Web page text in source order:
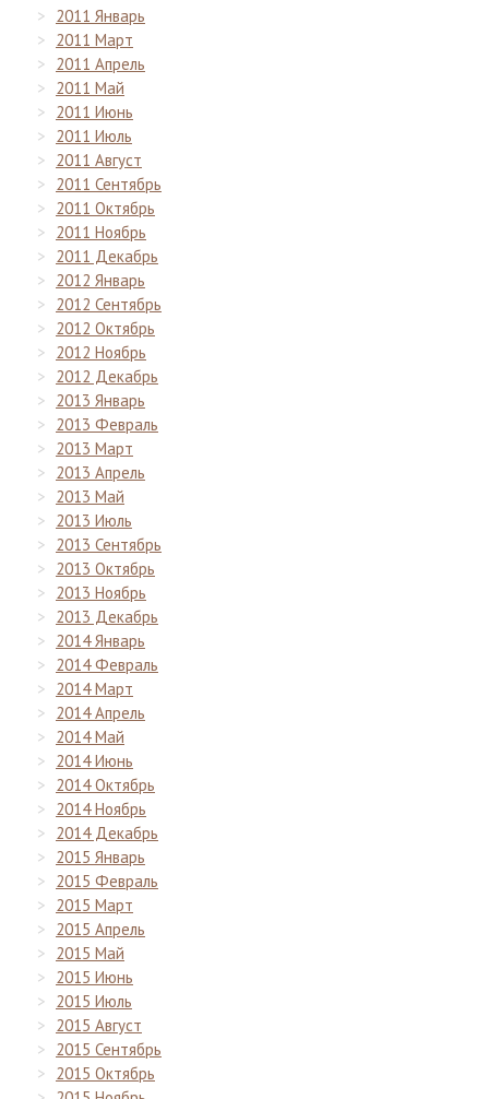
2011 Январь
2011 Март
2011 Апрель
2011 Май
2011 Июнь
2011 Июль
2011 Август
2011 Сентябрь
2011 Октябрь
2011 Ноябрь
2011 Декабрь
2012 Январь
2012 Сентябрь
2012 Октябрь
2012 Ноябрь
2012 Декабрь
2013 Январь
2013 Февраль
2013 Март
2013 Апрель
2013 Май
2013 Июль
2013 Сентябрь
2013 Октябрь
2013 Ноябрь
2013 Декабрь
2014 Январь
2014 Февраль
2014 Март
2014 Апрель
2014 Май
2014 Июнь
2014 Октябрь
2014 Ноябрь
2014 Декабрь
2015 Январь
2015 Февраль
2015 Март
2015 Апрель
2015 Май
2015 Июнь
2015 Июль
2015 Август
2015 Сентябрь
2015 Октябрь